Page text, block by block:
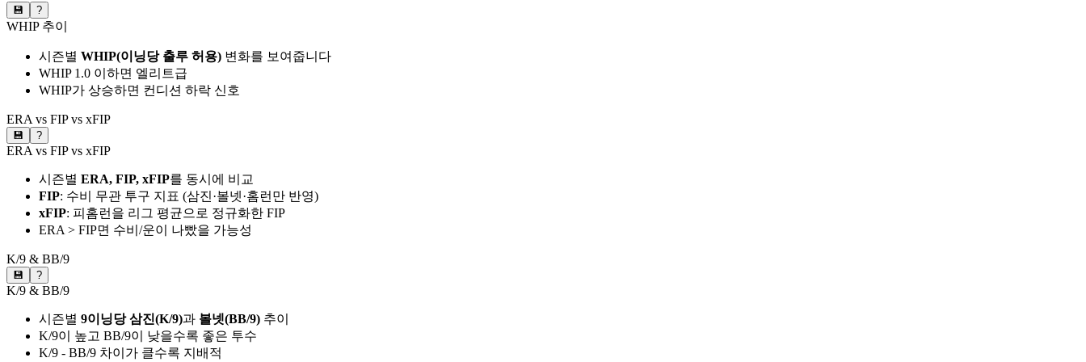
💾 ?
WHIP 추이
시즌별 WHIP(이닝당 출루 허용) 변화를 보여줍니다
WHIP 1.0 이하면 엘리트급
WHIP가 상승하면 컨디션 하락 신호
ERA vs FIP vs xFIP
💾 ?
ERA vs FIP vs xFIP
시즌별 ERA, FIP, xFIP를 동시에 비교
FIP: 수비 무관 투구 지표 (삼진·볼넷·홈런만 반영)
xFIP: 피홈런을 리그 평균으로 정규화한 FIP
ERA > FIP면 수비/운이 나빴을 가능성
K/9 & BB/9
💾 ?
K/9 & BB/9
시즌별 9이닝당 삼진(K/9)과 볼넷(BB/9) 추이
K/9이 높고 BB/9이 낮을수록 좋은 투수
K/9 - BB/9 차이가 클수록 지배적